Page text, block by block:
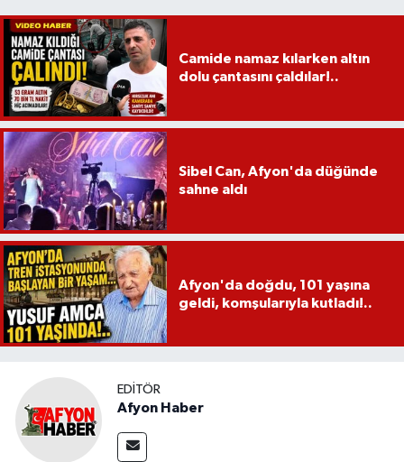
Camide namaz kılarken altın
dolu çantasını çaldılar!..
Sibel Can, Afyon'da düğünde
sahne aldı
Afyon'da doğdu, 101 yaşına
geldi, komşularıyla kutladı!..
EDITÖR
Afyon Haber